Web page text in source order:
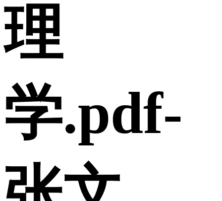
理
学.pdf-